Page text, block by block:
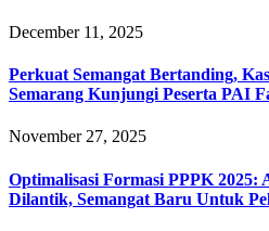
December 11, 2025
Perkuat Semangat Bertanding,
Semarang Kunjungi Peserta PAI
November 27, 2025
Optimalisasi Formasi PPPK 2025:
Dilantik, Semangat Baru Untuk